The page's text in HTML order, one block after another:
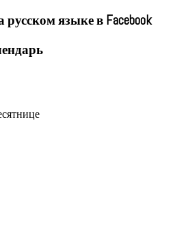
языке в Facebook